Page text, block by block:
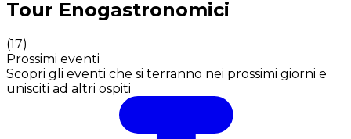
Tour Enogastronomici
(17)
Prossimi eventi
Scopri gli eventi che si terranno nei prossimi giorni e
unisciti ad altri ospiti